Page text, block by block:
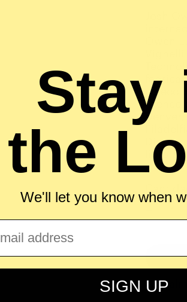
Josh
Owen
Ateneo
libro
NOTIFY
Stay
the
We'll let you know when
SIGN UP